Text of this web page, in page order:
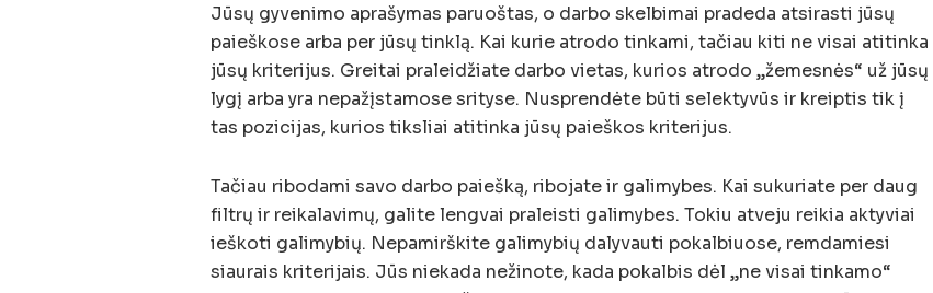
Jūsų gyvenimo aprašymas paruoštas, o darbo skelbimai pradeda atsirasti jūsų
paieškose arba per jūsų tinklą. Kai kurie atrodo tinkami, tačiau kiti ne visai atitinka
jūsų kriterijus. Greitai praleidžiate darbo vietas, kurios atrodo „žemesnės“ už jūsų
lygį arba yra nepažįstamose srityse. Nusprendėte būti selektyvūs ir kreiptis tik į
tas pozicijas, kurios tiksliai atitinka jūsų paieškos kriterijus.
Tačiau ribodami savo darbo paiešką, ribojate ir galimybes. Kai sukuriate per daug
filtrų ir reikalavimų, galite lengvai praleisti galimybes. Tokiu atveju reikia aktyviai
ieškoti galimybių. Nepamirškite galimybių dalyvauti pokalbiuose, remdamiesi
siaurais kriterijais. Jūs niekada nežinote, kada pokalbis dėl „ne visai tinkamo“